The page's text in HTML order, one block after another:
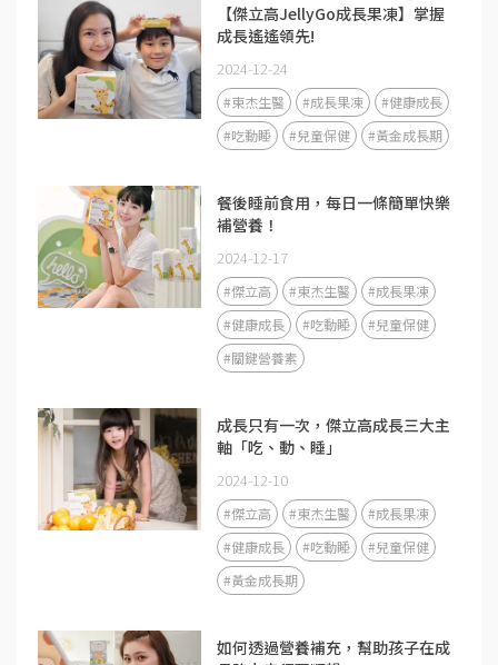
【傑立高JellyGo成長果凍】掌握
成長遙遙領先!
2024-12-24
#東杰生醫 #成長果凍
#健康成長
#吃動睡
#兒童保健 #黃金成長期
餐後睡前食用，每日一條簡單快樂
補營養！
2024-12-17
#傑立高 #東杰生醫
#成長果凍
#健康成長
#吃動睡
#兒童保健
#關鍵營養素
成長只有一次，傑立高成長三大主
軸「吃、動、睡」
2024-12-10
#傑立高 #東杰生醫
#成長果凍
#健康成長
#吃動睡
#兒童保健
#黃金成長期
如何透過營養補充，幫助孩子在成